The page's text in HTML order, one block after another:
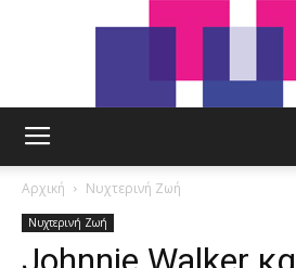
Αρχική Νυχτερινή Ζωή
Νυχτερινή Ζωή